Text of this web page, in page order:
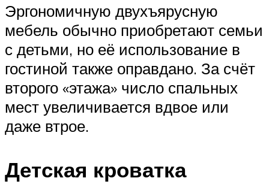
Эргономичную двухъярусную
мебель обычно приобретают семьи
с детьми, но её использование в
гостиной также оправдано. За счёт
второго «этажа» число спальных
мест увеличивается вдвое или
даже втрое.
Детская кроватка